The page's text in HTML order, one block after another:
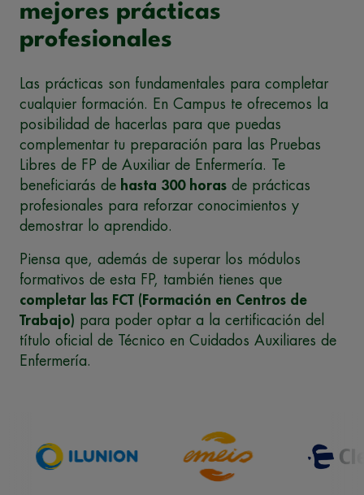
mejores prácticas
profesionales
Las prácticas son fundamentales para completar
cualquier formación. En Campus te ofrecemos la
posibilidad de hacerlas para que puedas
complementar tu preparación para las Pruebas
Libres de FP de Auxiliar de Enfermería. Te
beneficiarás de hasta 300 horas de prácticas
profesionales para reforzar conocimientos y
demostrar lo aprendido.
Piensa que, además de superar los módulos
formativos de esta FP, también tienes que
completar las FCT (Formación en Centros de
Trabajo) para poder optar a la certificación del
título oficial de Técnico en Cuidados Auxiliares de
Enfermería.